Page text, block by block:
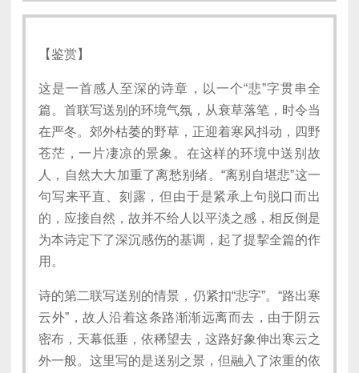
【鉴赏】
这是一首感人至深的诗章，以一个“悲”字贯串全
篇。首联写送别的环境气氛，从衰草落笔，时令当
在严冬。郊外枯萎的野草，正迎着寒风抖动，四野
苍茫，一片凄凉的景象。在这样的环境中送别故
人，自然大大加重了离愁别绪。“离别自堪悲”这一
句写来平直、刻露，但由于是紧承上句脱口而出
的，应接自然，故并不给人以平淡之感，相反倒是
为本诗定下了深沉感伤的基调，起了提挈全篇的作
用。
诗的第二联写送别的情景，仍紧扣“悲字”。“路出寒
云外”，故人沿着这条路渐渐远离而去，由于阴云
密布，天幕低垂，依稀望去，这路好象伸出寒云之
外一般。这里写的是送别之景，但融入了浓重的依